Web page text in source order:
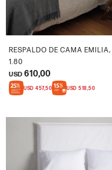
RESPALDO DE CAMA EMILIA,
1.80
USD 610,00
USD 457,50 USD 518,50